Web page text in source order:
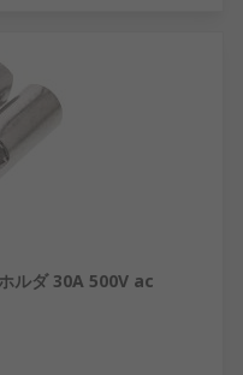
ルダ 30A 500V ac